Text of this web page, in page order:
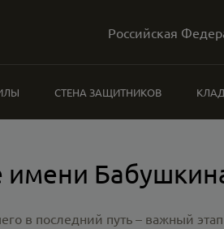
Российская
СТЕНА ЗАЩИТНИКОВ
имени
в последний путь – важный